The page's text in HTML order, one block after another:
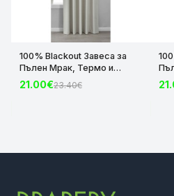
100% Blackout Завеса за
Пълен Мрак, Термо и
Шумоизолираща с коланче
цвят Крем, 175х140 и
21.00€23.40€